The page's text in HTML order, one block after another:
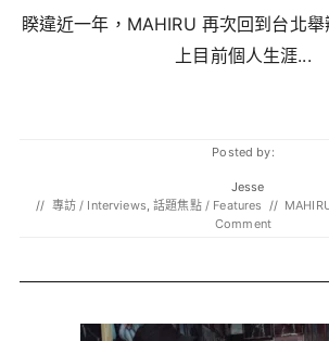
睽違近一年，MAHIRU 再次回到台北
上目前個人生涯...
Posted by:
Jesse
// 專訪 / Interviews,話題焦點 / Features //
Comment